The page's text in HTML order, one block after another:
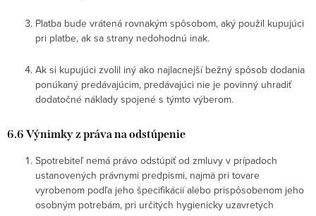
Platba bude vrátená rovnakým spôsobom, aký použil kupujúci
pri platbe, ak sa strany nedohodnú inak.
Ak si kupujúci zvolil iný ako najlacnejší bežný spôsob dodania
ponúkaný predávajúcim, predávajúci nie je povinný uhradiť
dodatočné náklady spojené s týmto výberom.
6.6 Výnimky z práva na odstúpenie
Spotrebiteľ nemá právo odstúpiť od zmluvy v prípadoch
ustanovených právnymi predpismi, najmä pri tovare
vyrobenom podľa jeho špecifikácií alebo prispôsobenom jeho
osobným potrebám, pri určitých hygienicky uzavretých